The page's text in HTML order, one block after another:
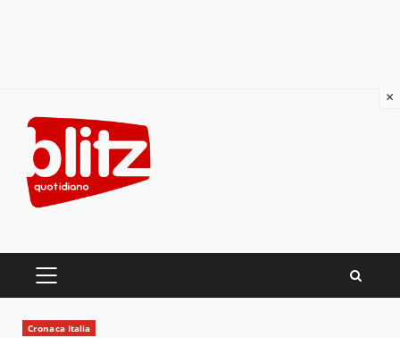
content
PRIMARY
Cronaca Italia
×